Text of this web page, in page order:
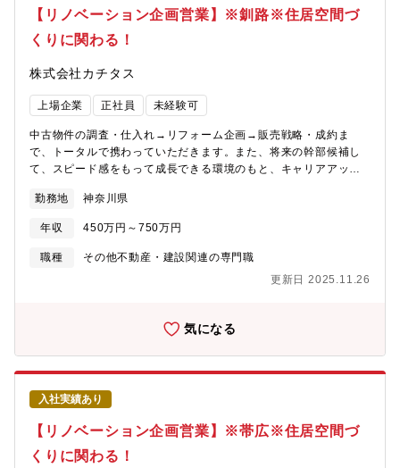
修制度があるため未経験の方でも安心してご入社いただけます！
具体的には、店舗の先輩のOJT→一連の流れを知った後の座学研
修を受講、専門的なマニュアル等、研修が充実。未経験でも知識
【リノベーション企画営業】※釧路※住居空間づ
くりに関わる！
株式会社カチタス
上場企業 正社員 未経験可
中古物件の調査・仕入れ→リフォーム企画→販売戦略・成約ま
で、トータルで携わっていただきます。また、将来の幹部候補し
て、スピード感をもって成長できる環境のもと、キャリアアップ
に赴き、「どのような方に住んでいただきたいか」お客様像をイ
メージしながら中古物件の仕入れを行います。(2)リフォーム企
画：お客様が住まいに求めることはなにかを考えながら、リフォ
ームのプランを立てていきます。(3)販売：自ら企画したリフォー
力】★自身のアイディアを形にし、それを自らお客様に提案して
を直接感じることができるやりがいのある業務です。★経営層に
はリクルート出身者が多く、変化と成長のスピード感がある中で
スキルアップを図りたい方にはお勧めの環境です。★宅建士手当
毎月3万円支給★マイカー通勤で営業でも使用するため、ガソリン
代、ETCカード、エコカー手当など多数福利厚生あり★結果次第
で最短で2年で店長になった方もいらっしゃいます。※充実した研
修制度があるため未経験の方でも安心してご入社いただけます！
具体的には、店舗の先輩のOJT→一連の流れを知った後の座学研
修を受講、専門的なマニュアル等、研修が充実。未経験でも知識
勤務地 神奈川県
年収 450万円～750万円
職種
その他不動産・建設関連の専門職
更新日 2025.11.26
気になる
入社実績あり
【リノベーション企画営業】※帯広※住居空間づ
くりに関わる！